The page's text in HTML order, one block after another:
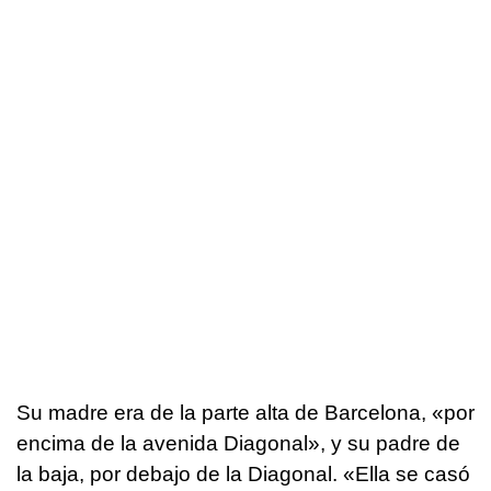
Su madre era de la parte alta de Barcelona, «por
encima de la avenida Diagonal», y su padre de
la baja, por debajo de la Diagonal. «Ella se casó